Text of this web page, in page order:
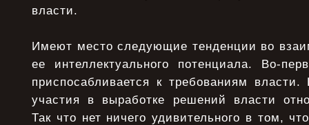
власти.
Имеют место следующие тенденции во
ее интеллектуального потенциала. Во-
приспосабливается к требованиям власти.
участия в выработке решений власти
Так что нет ничего удивительного в том,